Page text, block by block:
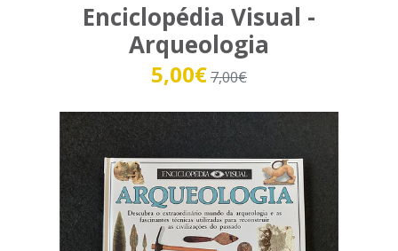
Enciclopédia Visual -
Arqueologia
5,00€7,00€